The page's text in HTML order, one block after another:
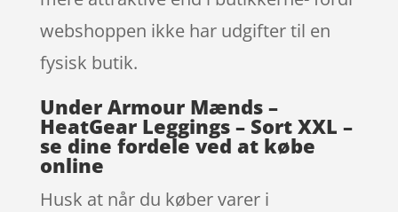
webshoppen ikke har udgifter til en
fysisk butik.
Under Armour Mænds –
HeatGear Leggings – Sort XXL –
se dine fordele ved at købe
online
Husk at når du køber varer i